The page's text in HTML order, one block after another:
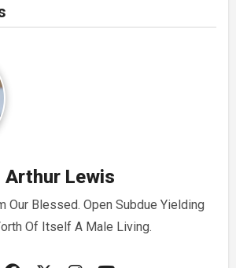
Arthur Lewis
Our Blessed. Open Subdue Yielding
Of Itself A Male Living.